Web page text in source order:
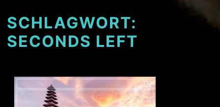
SCHLAGWORT:
SECONDS LEFT